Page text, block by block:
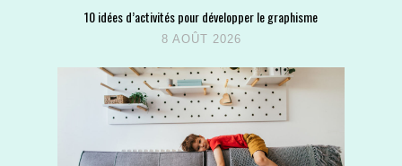
10 idées d’activités pour développer le graphisme
8 AOÛT 2026